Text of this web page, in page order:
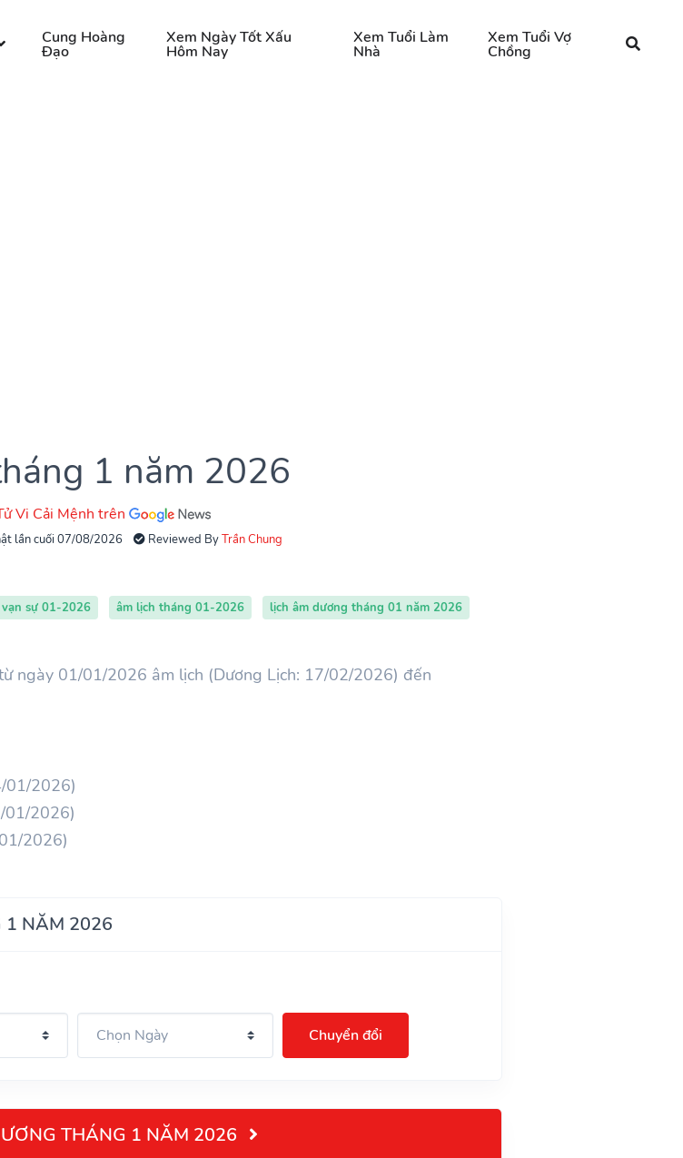
Cung Hoàng
Đạo
Xem Ngày Tốt Xấu
Hôm Nay
Xem Tuổi Làm
Nhà
Xem Tuổi Vợ
Chồng
1 năm 2026
Vi Cải Mệnh trên
lần cuối 07/08/2026 Reviewed ByTrần Chung
sự 01-2026 âm lịch tháng 01-2026 lịch âm dương tháng 01 năm 2026
ngày 01/01/2026 âm lịch (Dương Lịch: 17/02/2026) đến
01/2026)
01/2026)
2026)
1 NĂM 2026
Chuyển đổi
THÁNG 1 NĂM 2026